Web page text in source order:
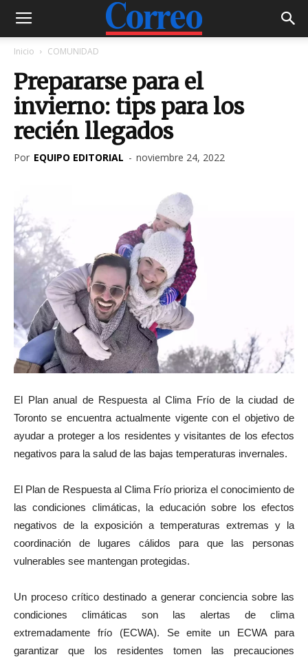
Inicio COMUNIDAD
Prepararse para el
invierno: tips para los
recién llegados
Por EQUIPO EDITORIAL - noviembre 24, 2022
El Plan anual de Respuesta al Clima Frío de la ciudad de
Toronto se encuentra actualmente vigente con el objetivo de
ayudar a proteger a los residentes y visitantes de los efectos
negativos para la salud de las bajas temperaturas invernales.
El Plan de Respuesta al Clima Frío prioriza el conocimiento de
las condiciones climáticas, la educación sobre los efectos
negativos de la exposición a temperaturas extremas y la
coordinación de lugares cálidos para que las personas
vulnerables see mantengan protegidas.
Un proceso crítico destinado a generar conciencia sobre las
condiciones climáticas son las alertas de clima
extremadamente frío (ECWA). Se emite un ECWA para
garantizar que los residentes tomen las precauciones